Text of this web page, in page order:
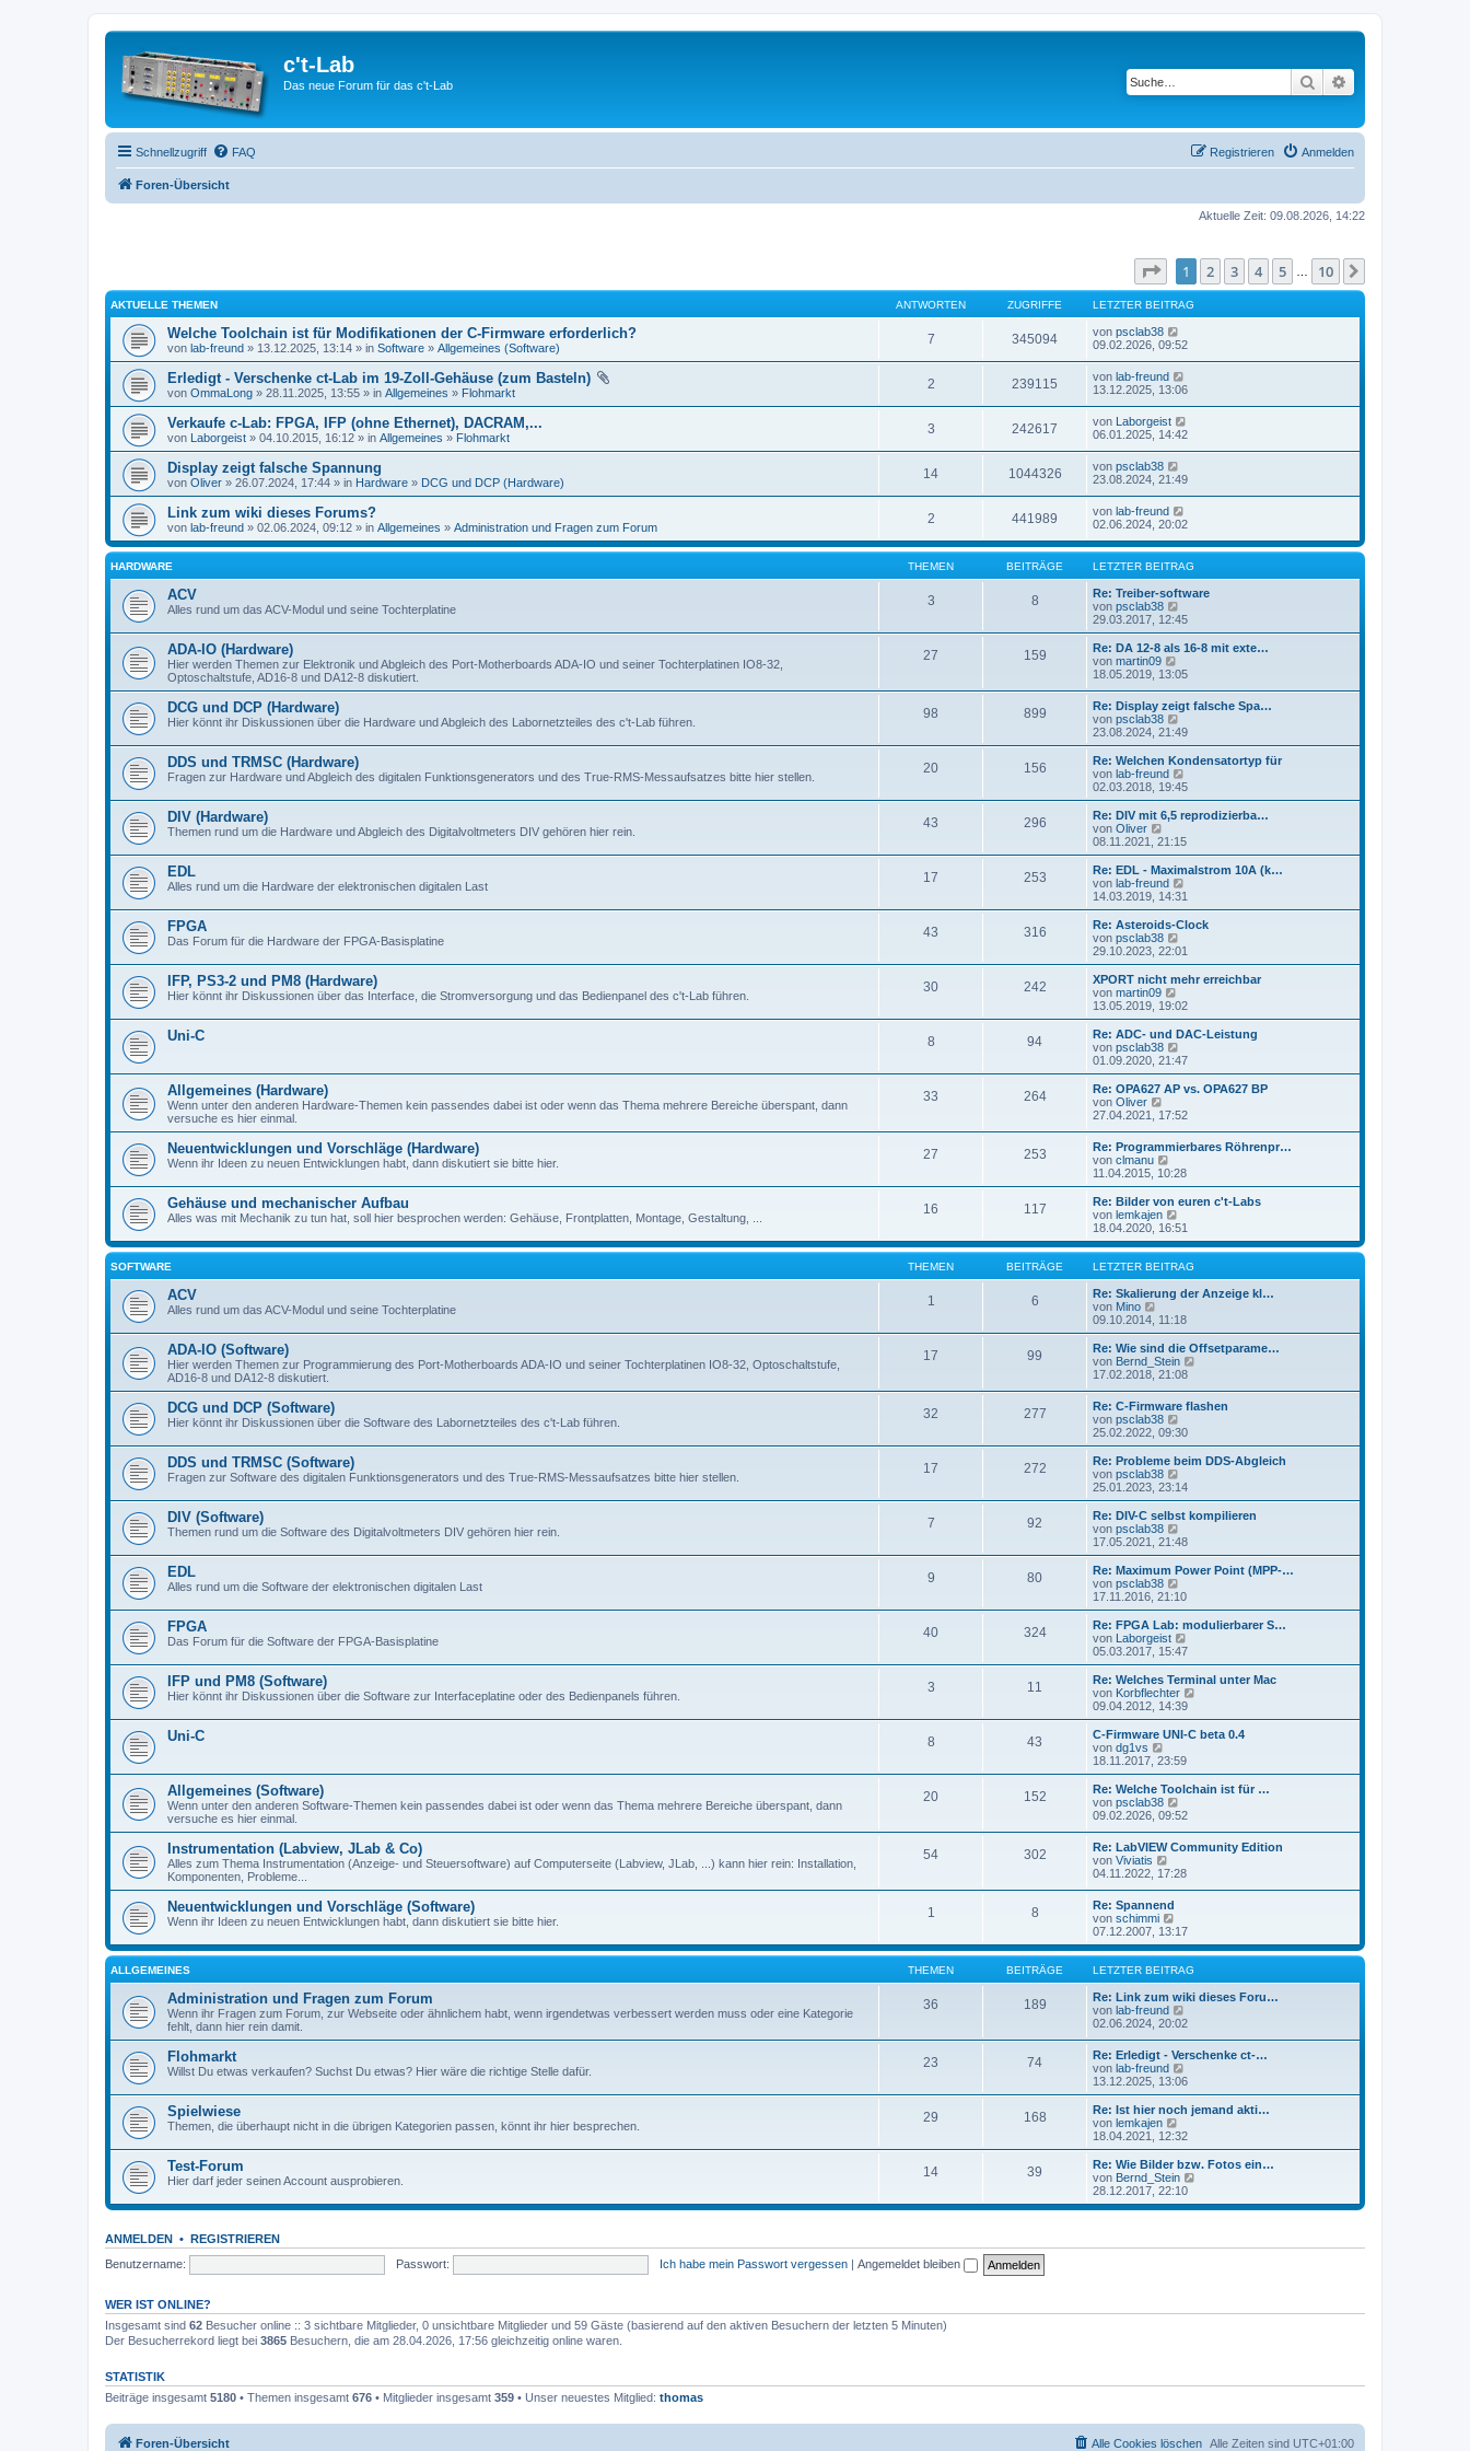
c't-Lab
Das neue Forum für das c't-Lab Suche
Schnellzugriff FAQ Anmelden
Registrieren
Foren-Übersicht
Aktuelle Zeit: 09.08.2026, 14:22
Seite von10
1 2 3 4 5 10
AKTUELLE THEMEN ANTWORTEN ZUGRIFFE LETZTER BEITRAG
Welche Toolchain ist für Modifikationen der C-Firmware erforderlich?
von lab-freund » 13.12.2025, 13:14 » in Software » Allgemeines (Software)
7 345094 von psclab38
09.02.2026, 09:52
Erledigt - Verschenke ct-Lab im 19-Zoll-Gehäuse (zum Basteln)
von OmmaLong » 28.11.2025, 13:55 » in Allgemeines » Flohmarkt
2 239115 von lab-freund
13.12.2025, 13:06
Verkaufe c-Lab: FPGA, IFP (ohne Ethernet), DACRAM,...
von Laborgeist » 04.10.2015, 16:12 » in Allgemeines » Flohmarkt
3 242617 von Laborgeist
06.01.2025, 14:42
Display zeigt falsche Spannung
von Oliver » 26.07.2024, 17:44 » in Hardware » DCG und DCP (Hardware)
14 1044326 von psclab38
23.08.2024, 21:49
Link zum wiki dieses Forums?
von lab-freund » 02.06.2024, 09:12 » in Allgemeines » Administration und Fragen zum Forum
2 441989 von lab-freund
02.06.2024, 20:02
HARDWARE THEMEN BEITRÄGE LETZTER BEITRAG
ACV
Alles rund um das ACV-Modul und seine Tochterplatine
3 8
Re: Treiber-software
von psclab38
e
u
e
t
r
B
i
t
r
a
g
29.03.2017, 12:45
ADA-IO (Hardware)
Hier werden Themen zur Elektronik und Abgleich des Port-Motherboards ADA-IO und seiner Tochterplatinen IO8-32,
Optoschaltstufe, AD16-8 und DA12-8 diskutiert.
27 159
Re: DA 12-8 als 16-8 mit exte…
von martin09
e
e
s
t
e
r
B
e
i
t
r
g
18.05.2019, 13:05
DCG und DCP (Hardware)
Hier könnt ihr Diskussionen über die Hardware und Abgleich des Labornetzteiles des c't-Lab führen.
98 899
Re: Display zeigt falsche Spa…
von psclab38
e
u
e
s
t
B
e
i
r
a
g
23.08.2024, 21:49
DDS und TRMSC (Hardware)
Fragen zur Hardware und Abgleich des digitalen Funktionsgenerators und des True-RMS-Messaufsatzes bitte hier stellen.
20 156
Re: Welchen Kondensatortyp für
von lab-freund
e
u
e
s
t
B
e
i
r
g
02.03.2018, 19:45
DIV (Hardware)
Themen rund um die Hardware und Abgleich des Digitalvoltmeters DIV gehören hier rein.
43 296
Re: DIV mit 6,5 reprodizierba…
von Oliver
e
u
e
s
t
r
B
e
i
r
a
g
08.11.2021, 21:15
EDL
Alles rund um die Hardware der elektronischen digitalen Last
17 253
Re: EDL - Maximalstrom 10A (k…
von lab-freund
e
u
e
t
r
B
e
i
r
g
14.03.2019, 14:31
FPGA
Das Forum für die Hardware der FPGA-Basisplatine
43 316
Re: Asteroids-Clock
von psclab38
e
u
e
t
r
B
e
i
r
g
29.10.2023, 22:01
IFP, PS3-2 und PM8 (Hardware)
Hier könnt ihr Diskussionen über das Interface, die Stromversorgung und das Bedienpanel des c't-Lab führen.
30 242
XPORT nicht mehr erreichbar
von martin09
e
u
e
s
t
r
B
e
i
t
r
g
13.05.2019, 19:02
Uni-C 8 94
Re: ADC- und DAC-Leistung
von psclab38
e
u
e
t
B
i
t
r
g
01.09.2020, 21:47
Allgemeines (Hardware)
Wenn unter den anderen Hardware-Themen kein passendes dabei ist oder wenn das Thema mehrere Bereiche überspant, dann
versuche es hier einmal.
33 264
Re: OPA627 AP vs. OPA627 BP
von Oliver
e
s
t
e
B
e
i
t
r
a
g
27.04.2021, 17:52
Neuentwicklungen und Vorschläge (Hardware)
Wenn ihr Ideen zu neuen Entwicklungen habt, dann diskutiert sie bitte hier.
27 253
Re: Programmierbares Röhrenpr…
von clmanu
e
u
e
s
t
r
B
e
i
t
r
g
11.04.2015, 10:28
Gehäuse und mechanischer Aufbau
Alles was mit Mechanik zu tun hat, soll hier besprochen werden: Gehäuse, Frontplatten, Montage, Gestaltung, ...
16 117
Re: Bilder von euren c't-Labs
von lemkajen
e
u
e
s
t
e
B
e
i
t
r
g
18.04.2020, 16:51
SOFTWARE THEMEN BEITRÄGE LETZTER BEITRAG
ACV
Alles rund um das ACV-Modul und seine Tochterplatine
1 6
Re: Skalierung der Anzeige kl…
von Mino
e
u
e
s
t
r
B
e
i
t
r
a
g
09.10.2014, 11:18
ADA-IO (Software)
Hier werden Themen zur Programmierung des Port-Motherboards ADA-IO und seiner Tochterplatinen IO8-32, Optoschaltstufe,
AD16-8 und DA12-8 diskutiert.
17 99
Re: Wie sind die Offsetparame…
von Bernd_Stein
s
r
B
t
r
17.02.2018, 21:08
DCG und DCP (Software)
Hier könnt ihr Diskussionen über die Software des Labornetzteiles des c't-Lab führen.
32 277
Re: C-Firmware flashen
von psclab38
e
u
e
t
r
B
e
i
r
g
25.02.2022, 09:30
DDS und TRMSC (Software)
Fragen zur Software des digitalen Funktionsgenerators und des True-RMS-Messaufsatzes bitte hier stellen.
17 272
Re: Probleme beim DDS-Abgleich
von psclab38
e
u
e
t
r
B
e
i
r
a
g
25.01.2023, 23:14
DIV (Software)
Themen rund um die Software des Digitalvoltmeters DIV gehören hier rein.
7 92
Re: DIV-C selbst kompilieren
von psclab38
e
u
e
t
B
e
i
r
a
g
17.05.2021, 21:48
EDL
Alles rund um die Software der elektronischen digitalen Last
9 80
Re: Maximum Power Point (MPP-…
von psclab38
e
u
e
s
t
B
e
i
r
g
17.11.2016, 21:10
FPGA
Das Forum für die Software der FPGA-Basisplatine
40 324
Re: FPGA Lab: modulierbarer S…
von Laborgeist
e
u
e
s
t
r
B
r
g
05.03.2017, 15:47
IFP und PM8 (Software)
Hier könnt ihr Diskussionen über die Software zur Interfaceplatine oder des Bedienpanels führen.
3 11
Re: Welches Terminal unter Mac
von Korbflechter
u
e
B
t
r
09.04.2012, 14:39
Uni-C 8 43
C-Firmware UNI-C beta 0.4
von dg1vs
e
u
e
s
t
B
e
i
t
r
a
g
18.11.2017, 23:59
Allgemeines (Software)
Wenn unter den anderen Software-Themen kein passendes dabei ist oder wenn das Thema mehrere Bereiche überspant, dann
versuche es hier einmal.
20 152
Re: Welche Toolchain ist für …
von psclab38
e
s
t
e
r
i
t
r
a
g
09.02.2026, 09:52
Instrumentation (Labview, JLab & Co)
Alles zum Thema Instrumentation (Anzeige- und Steuersoftware) auf Computerseite (Labview, JLab, ...) kann hier rein: Installation,
Komponenten, Probleme...
54 302
Re: LabVIEW Community Edition
von Viviatis
e
e
s
t
e
r
B
e
t
r
a
g
04.11.2022, 17:28
Neuentwicklungen und Vorschläge (Software)
Wenn ihr Ideen zu neuen Entwicklungen habt, dann diskutiert sie bitte hier.
1 8
Re: Spannend
von schimmi
e
u
e
s
t
e
r
B
i
t
r
a
g
07.12.2007, 13:17
ALLGEMEINES THEMEN BEITRÄGE LETZTER BEITRAG
Administration und Fragen zum Forum
Wenn ihr Fragen zum Forum, zur Webseite oder ähnlichem habt, wenn irgendetwas verbessert werden muss oder eine Kategorie
fehlt, dann hier rein damit.
36 189
Re: Link zum wiki dieses Foru…
von lab-freund
e
s
t
e
r
B
i
t
r
a
g
02.06.2024, 20:02
Flohmarkt
Willst Du etwas verkaufen? Suchst Du etwas? Hier wäre die richtige Stelle dafür.
23 74
Re: Erledigt - Verschenke ct-…
von lab-freund
e
u
e
s
t
B
e
i
t
g
13.12.2025, 13:06
Spielwiese
Themen, die überhaupt nicht in die übrigen Kategorien passen, könnt ihr hier besprechen.
29 168
Re: Ist hier noch jemand akti…
von lemkajen
e
u
e
s
t
r
i
18.04.2021, 12:32
Test-Forum
Hier darf jeder seinen Account ausprobieren.
14 39
Re: Wie Bilder bzw. Fotos ein…
von Bernd_Stein
u
28.12.2017, 22:10
ANMELDEN • REGISTRIEREN
Benutzername:
Passwort: Ich habe mein Passwort vergessen | Angemeldet bleiben
WER IST ONLINE?
Insgesamt sind 62 Besucher online :: 3 sichtbare Mitglieder, 0 unsichtbare Mitglieder und 59 Gäste (basierend auf den aktiven Besuchern der letzten 5 Minuten)
Der Besucherrekord liegt bei 3865 Besuchern, die am 28.04.2026, 17:56 gleichzeitig online waren.
STATISTIK
Beiträge insgesamt 5180 • Themen insgesamt 676 • Mitglieder insgesamt 359 • Unser neuestes Mitglied: thomas
Foren-Übersicht Alle Zeiten sind UTC+01:00
Alle Cookies löschen